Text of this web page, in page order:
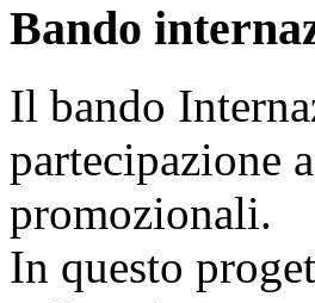
Bando
Il bando
partecipazione
promozionali.
In questo